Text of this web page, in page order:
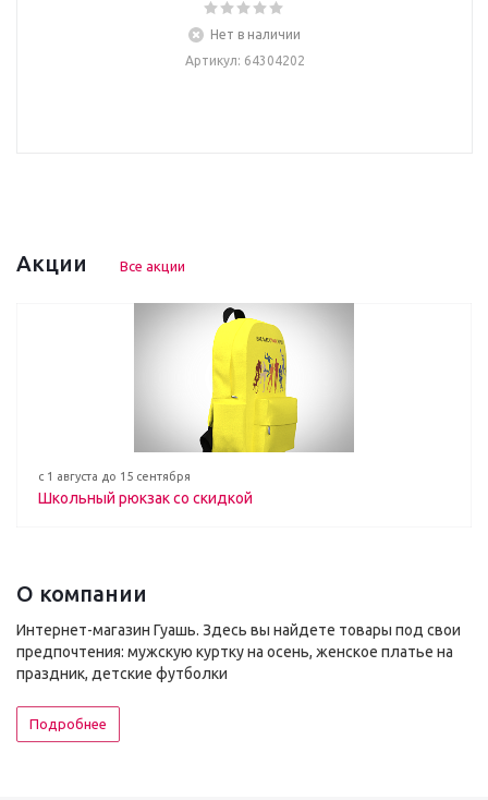
Нет в наличии
Артикул: 64304202
Акции Все акции
с 1 августа до 15 сентября
Школьный рюкзак со скидкой
О компании
Интернет-магазин Гуашь. Здесь вы найдете товары под свои
предпочтения: мужскую куртку на осень, женское платье на
праздник, детские футболки
Подробнее